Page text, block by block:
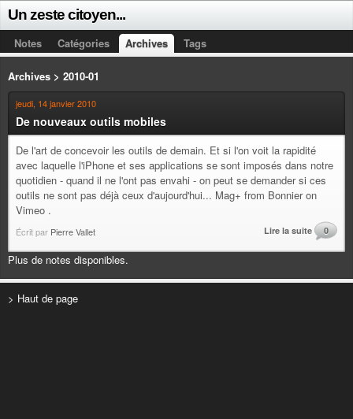
Un zeste citoyen...
Notes Catégories Archives Tags
Archives > 2010-01
jeudi, 14 janvier 2010
De nouveaux outils mobiles
De l'art de concevoir les outils de demain. Et si l'on voit la rapidité
avec laquelle l'iPhone et ses applications se sont imposés dans notre
quotidien - quand il ne l'ont pas envahi - on peut se demander si ces
outils ne sont pas déjà ceux d'aujourd'hui... Mag+ from Bonnier on
Vimeo .
Écrit par Pierre Vallet Lire la suite 0
Plus de notes disponibles.
> Haut de page